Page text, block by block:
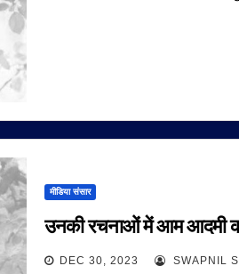
मीडिया संसार
उनकी रचनाओं में आम आदमी
DEC 30, 2023 SWAPNIL